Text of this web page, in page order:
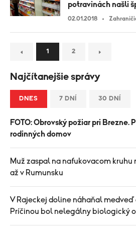
potravinách našli
02.01.2018
1 2
Najčítanejšie správy
DNES 7 DNÍ 30 DNÍ
FOTO: Obrovský požiar pri
rodinných domov
Muž zaspal na nafukovacom kruhu
až v Rumunsku
V Rajeckej doline náhaňal
Príčinou bol nelegálny biologický